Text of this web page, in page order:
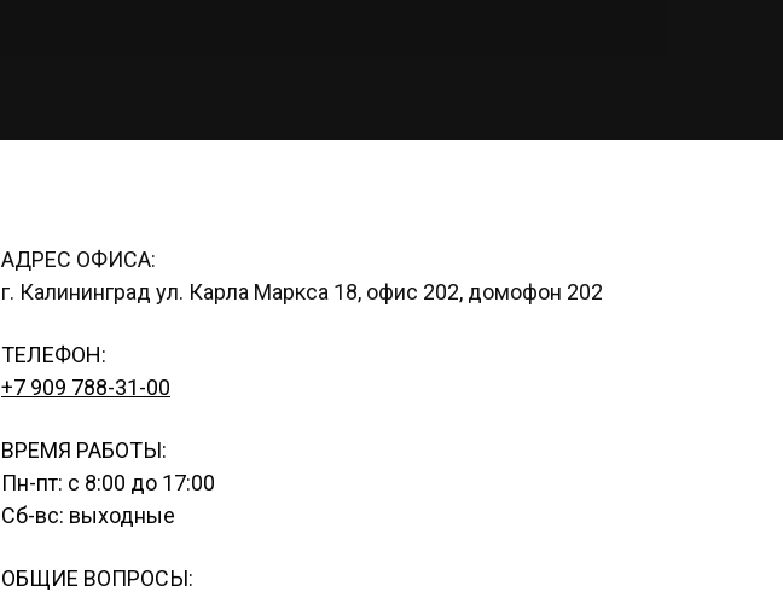
АДРЕС ОФИСА:
г. Калининград ул. Карла Маркса 18, офис 202, домофон 202
ТЕЛЕФОН:
+7 909 788-31-00
ВРЕМЯ РАБОТЫ:
Пн-пт: с 8:00 до 17:00
Сб-вс: выходные
ОБЩИЕ ВОПРОСЫ: